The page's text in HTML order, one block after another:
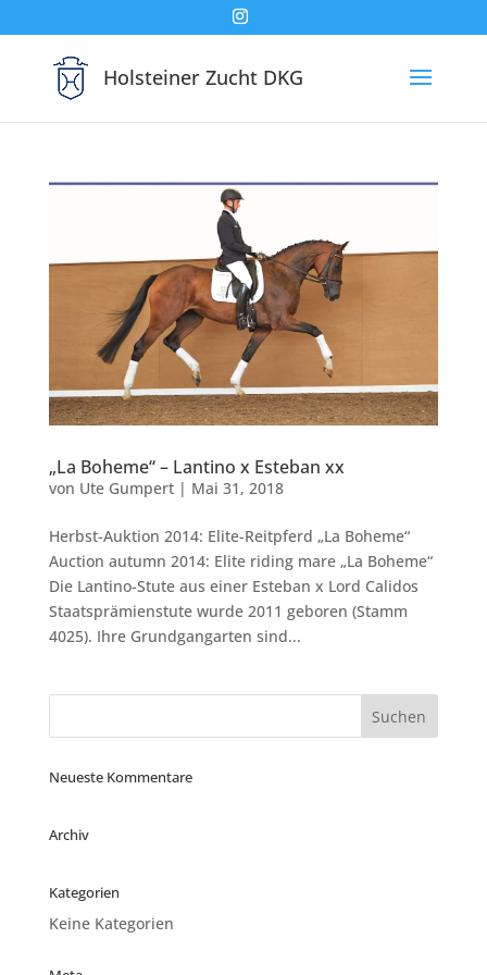
Holsteiner Zucht DKG
„La Boheme“ – Lantino x Esteban xx
von Ute Gumpert| Mai 31, 2018
Herbst-Auktion 2014: Elite-Reitpferd „La Boheme“
Auction autumn 2014: Elite riding mare „La Boheme“
Die Lantino-Stute aus einer Esteban x Lord Calidos
Staatsprämienstute wurde 2011 geboren (Stamm
4025). Ihre Grundgangarten sind...
Neueste Kommentare
Archiv
Kategorien
Keine Kategorien